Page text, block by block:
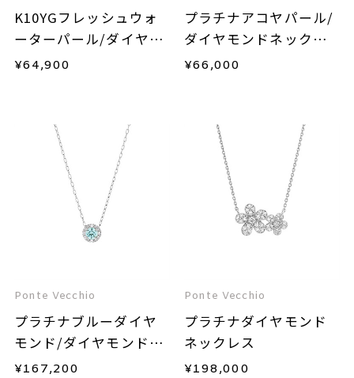
K10YGフレッシュウォ
ーターパール/ダイヤモ
ンドネックレス
¥64,900
プラチナアコヤパール/
ダイヤモンドネックレ
ス
¥66,000
Ponte Vecchio
プラチナブルーダイヤ
モンド/ダイヤモンドネ
ックレス
¥167,200
Ponte Vecchio
プラチナダイヤモンド
ネックレス
¥198,000